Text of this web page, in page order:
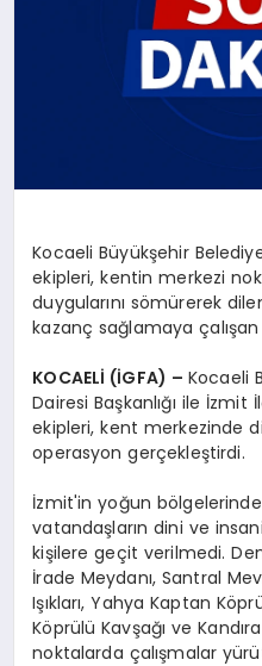
Kocaeli Büyükşehir
ekipleri, kentin merkezi
duygularını sömürerek
kazanç sağlamaya çalışan
KOCAELİ (İGFA) –Kocaeli
Dairesi Başkanlığı ile
ekipleri, kent merkezinde
operasyon gerçekleştirdi.
İzmit'in yoğun
vatandaşların dini ve
kişilere geçit verilmedi.
İrade Meydanı, Santral
Işıkları, Yahya Kaptan
Köprülü Kavşağı ve
noktalarda çalışmalar